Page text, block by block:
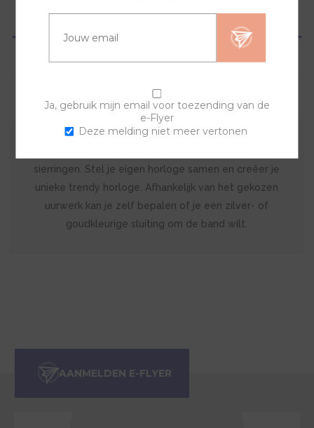
OVERZICHT
SPECIFICATIES
VRAGEN?
sierringen. Stel je eigen horloge samen en creëer je
unieke trendy horloge. Afhankelijk van het gekozen
uurwerk kan je zelf bepalen of je een zilver- of
goudkleurige sluiting om de band wilt.
Ja, gebruik mijn email voor toezending van de
e-Flyer
Deze melding niet meer vertonen